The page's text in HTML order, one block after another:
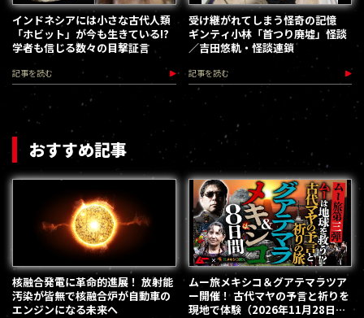
インドネシアには小さな古代人類
「ホビット」が今も生きている!?
学者も信じる数々の目撃証言
記事を読む
受け継がれてしまう怪奇の記憶
ギンティ小林「首つり廃墟」怪談
／吉田悠軌・怪談連鎖
記事を読む
おすすめ記事
核融合発電に革命的進展！ 放射能
汚染が皆無で核融合炉が自動車の
エンジンになる未来へ
ムー旅メキシコ＆グアテマラツア
ー開催！ 古代マヤの予言と祈りを
現地で体験（2026年11月28日～